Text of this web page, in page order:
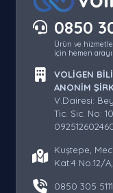
0850
Ürün ve
için hemen
VOLİGEN
ANONİM
V.Dairesi:
Tic. Sic. No:
Kuştepe,
Kat:4 No:12/
0850 305 5111